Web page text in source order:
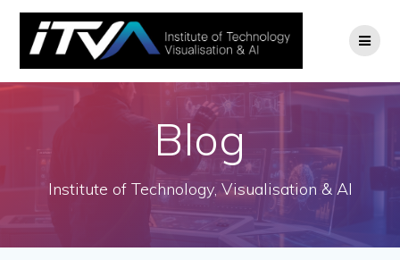
Zum
Inhalt
springen
Blog
Institute of Technology, Visualisation & AI